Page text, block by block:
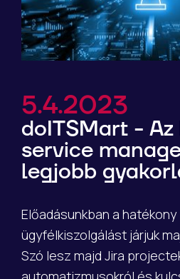
5.4.2023
doITSMart - Az
service
legjobb
Előadásunkban a hatékony
ügyfélkiszolgálást járjuk
Szó lesz majd Jira